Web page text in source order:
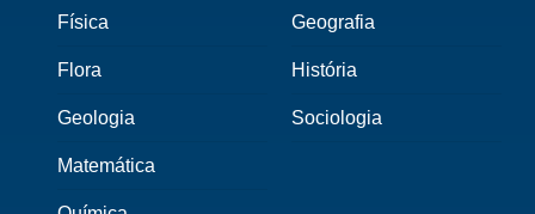
Física
Flora
Geologia
Matemática
Geografia
História
Sociologia